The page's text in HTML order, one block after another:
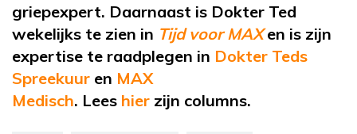
griepexpert. Daarnaast is Dokter Ted
wekelijks te zien in Tijd voor MAX en is zijn
expertise te raadplegen in Dokter Teds
Spreekuur en MAX
Medisch. Lees hier zijn columns.